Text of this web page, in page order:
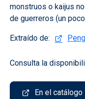
monstruos o kaijus
de guerreros (un
Extraído de:
Consulta la
En el catálogo